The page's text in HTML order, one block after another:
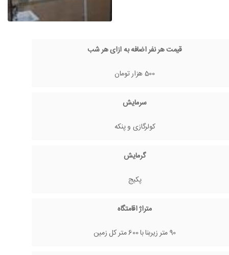
قیمت هر نفر اضافه به ازای هر شب
500 هزار تومان
سرمایش
کولرگازی و پنکه
گرمایش
پکیج
متراژ اقامتگاه
90 متر زیربنا با 600 متر کل زمین